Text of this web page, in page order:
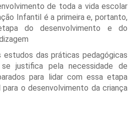
de toda a vida escolar
Infantil é a primeira e, portanto,
do desenvolvimento e do
estudos das práticas pedagógicas
justifica pela necessidade de
para lidar com essa etapa
o desenvolvimento da criança